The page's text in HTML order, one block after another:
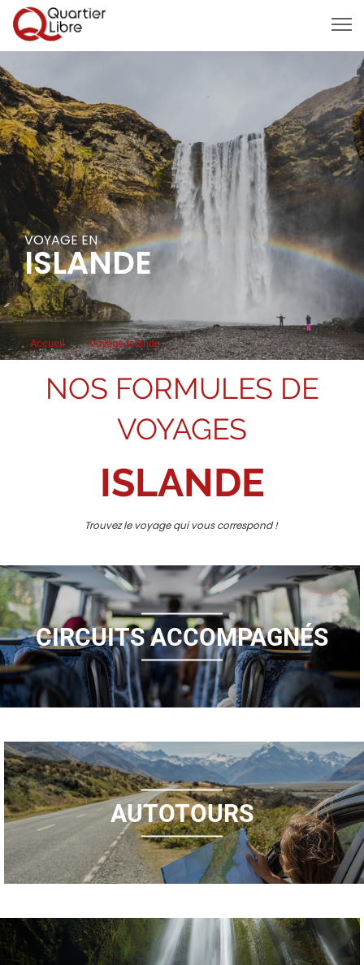
VOYAGE EN
ISLANDE
Accueil > Voyage Islande
NOS FORMULES DE
VOYAGES
ISLANDE
Trouvez le voyage qui vous correspond !
CIRCUITS ACCOMPAGNÉS
AUTOTOURS